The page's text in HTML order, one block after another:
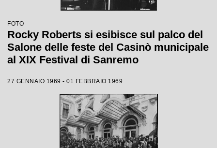
FOTO
Rocky Roberts si esibisce sul palco del
Salone delle feste del Casinò municipale
al XIX Festival di Sanremo
27 GENNAIO 1969 - 01 FEBBRAIO 1969